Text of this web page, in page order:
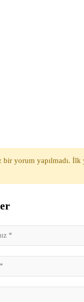
bir yorum yapılmadı.